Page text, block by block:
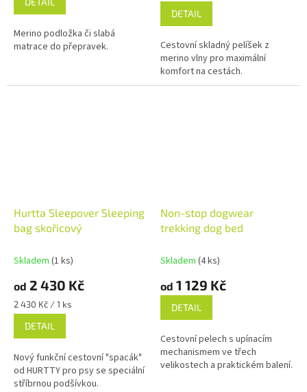
5,0
5
hvězdiček.
Merino podložka či slabá
matrace do přepravek.
DETAIL
Cestovní skladný pelíšek z
merino vlny pro maximální
komfort na cestách.
Hurtta Sleepover Sleeping
bag skořicový
Skladem (1 ks)
od 2 430 Kč
Měrná
cena:
2 430 Kč / 1 ks
DETAIL
Nový funkční cestovní "spacák"
od HURTTY pro psy se speciální
stříbrnou podšívkou.
Non-stop dogwear
trekking dog bed
Skladem (4 ks)
od 1 129 Kč
DETAIL
Cestovní pelech s upínacím
mechanismem ve třech
velikostech a praktickém balení.